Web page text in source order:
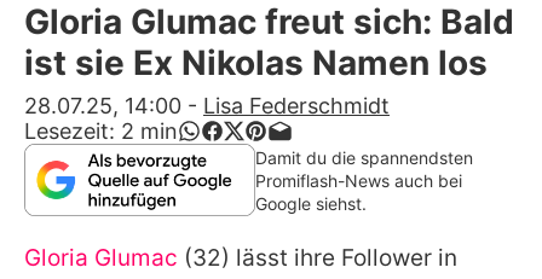
Stars
Filme & Serien
Lifestyle
Familie & Liebe
Gloria Glumac freut sich: Bald
ist sie Ex Nikolas Namen los
28.07.25, 14:00 - Lisa Federschmidt
Lesezeit: 2 min
Damit du die spannendsten
Promiflash-News auch bei
Google siehst.
Gloria Glumac (32) lässt ihre Follower in